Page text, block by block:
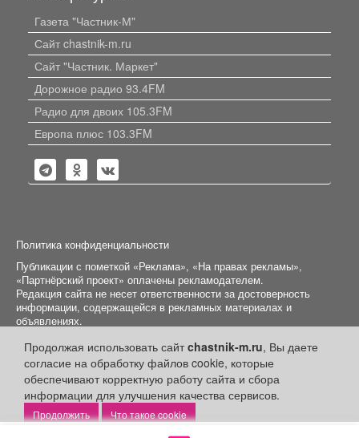
Продолжая использовать сайтchastnik-m.ru, Вы даете
согласие на обработку файлов cookie, которые
обеспечивают корректную работу сайта и сбора
информации для улучшения качества сервисов.
Что такое cookie
Газета "Частник-М"
Сайт chastnik-m.ru
Сайт "Частник. Маркет"
Дорожное радио 93.4FM
Радио для двоих 105.3FM
Европа плюс 103.3FM
Политика конфиденциальности
Публикации с пометкой «Реклама», «На правах рекламы»,
«Партнёрский проект» оплачены рекламодателем.
Редакция сайта не несет ответственности за достоверность
информации, содержащейся в рекламных материалах и
объявлениях.
+16 © 2006-2026ООО "Частник-М"